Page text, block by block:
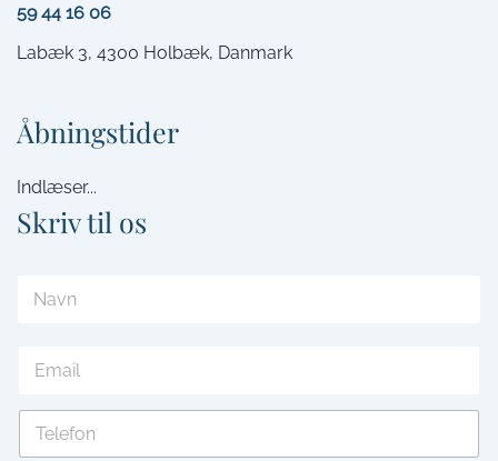
59 44 16 06
Labæk 3, 4300 Holbæk, Danmark
Åbningstider
Indlæser...
Skriv til os